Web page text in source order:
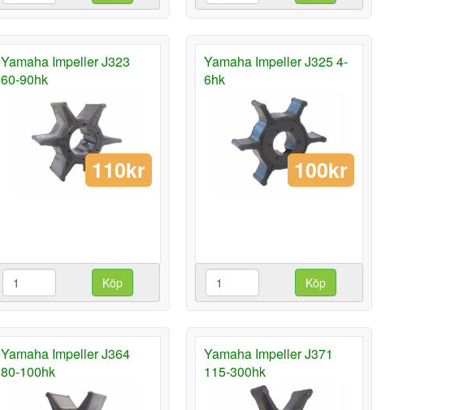
Yamaha Impeller J323
60-90hk
110kr
Köp
Yamaha Impeller J325 4-
6hk
100kr
Köp
Yamaha Impeller J364
80-100hk
Yamaha Impeller J371
115-300hk